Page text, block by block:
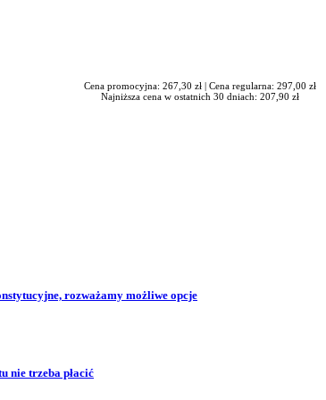
Cena promocyjna: 267,30 zł | Cena regularna: 297,00 zł
Najniższa cena w ostatnich 30 dniach: 207,90 zł
rozważamy możliwe opcje
nie trzeba płacić